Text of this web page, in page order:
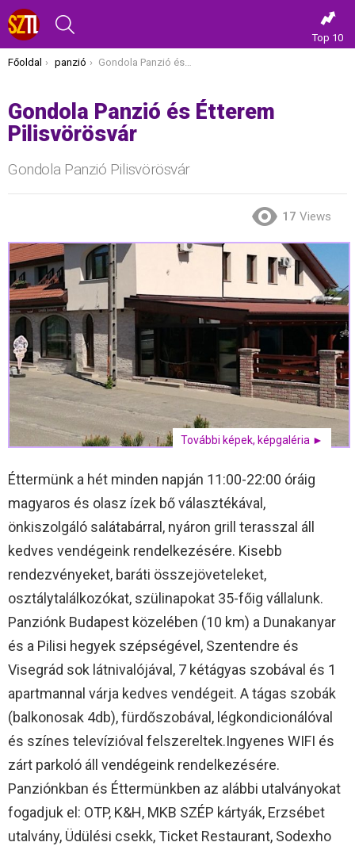
Top 10
Itt vagy most:
Főoldal panzió Gondola Panzió és Étterem Pilisvörösvár
Gondola Panzió és Étterem
Pilisvörösvár
Gondola Panzió Pilisvörösvár
17 Views
További képek, képgaléria ►
Éttermünk a hét minden napján 11:00-22:00 óráig
magyaros és olasz ízek bő választékával,
önkiszolgáló salátabárral, nyáron grill terasszal áll
kedves vendégeink rendelkezésére. Kisebb
rendezvényeket, baráti összejöveteleket,
osztálytalálkozókat, szülinapokat 35-főig vállalunk.
Panziónk Budapest közelében (10 km) a Dunakanyar
és a Pilisi hegyek szépségével, Szentendre és
Visegrád sok látnivalójával, 7 kétágyas szobával és 1
apartmannal várja kedves vendégeit. A tágas szobák
(balkonosak 4db), fürdőszobával, légkondicionálóval
és színes televízióval felszereltek.Ingyenes WIFI és
zárt parkoló áll vendégeink rendelkezésére.
Panziónkban és Éttermünkben az alábbi utalványokat
fogadjuk el: OTP, K&H, MKB SZÉP kártyák, Erzsébet
utalvány, Üdülési csekk, Ticket Restaurant, Sodexho